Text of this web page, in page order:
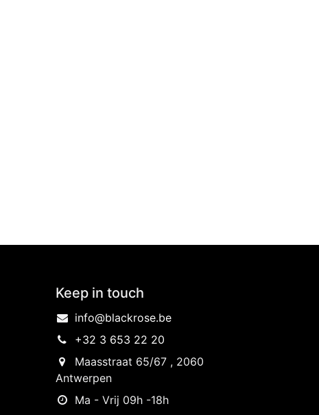
Keep in touch
info@blackrose.be
+32 3 653 22 20
Maasstraat 65/67 , 2060
Antwerpen
Ma - Vrij 09h -18h